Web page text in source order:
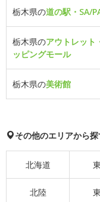
栃木県の道の駅・SA/
栃木県のアウトレット
ッピングモール
栃木県の美術館
その他のエリアから
北海道
北陸